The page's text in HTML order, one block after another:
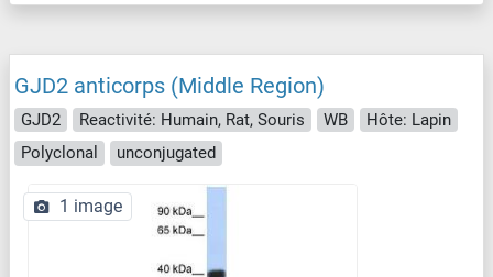
GJD2 anticorps (Middle Region)
GJD2 Reactivité: Humain, Rat, Souris WB
Hôte: Lapin
Polyclonal
unconjugated
1 image